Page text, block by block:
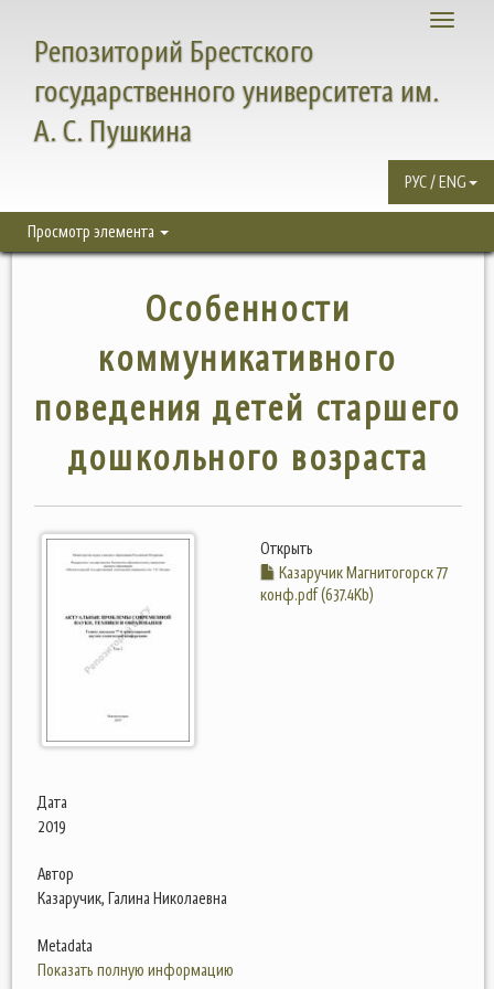
Toggle
Репозиторий Брестского
государственного университета им.
А. С. Пушкина
РУС / ENG
Просмотр элемента
Особенности
коммуникативного
поведения детей старшего
дошкольного возраста
Открыть
Казаручик Магнитогорск 77
конф.pdf (637.4Kb)
Дата
2019
Автор
Казаручик, Галина Николаевна
Metadata
Показать полную информацию